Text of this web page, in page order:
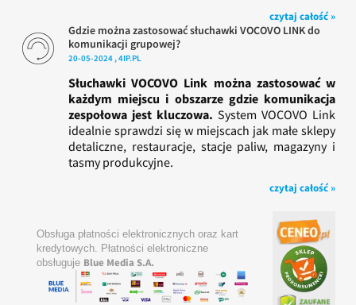
czytaj całość »
Gdzie można zastosować słuchawki VOCOVO LINK do
komunikacji grupowej?
20-05-2024 , 4IP.PL
Słuchawki VOCOVO Link można zastosować w
każdym miejscu i obszarze gdzie komunikacja
zespołowa jest kluczowa. System VOCOVO Link
idealnie sprawdzi się w miejscach jak małe sklepy
detaliczne, restauracje, stacje paliw, magazyny i
tasmy produkcyjne.
czytaj całość »
Obsługa płatności elektronicznych oraz kart
kredytowych. Płatności elektroniczne
obsługuje Blue Media S.A.